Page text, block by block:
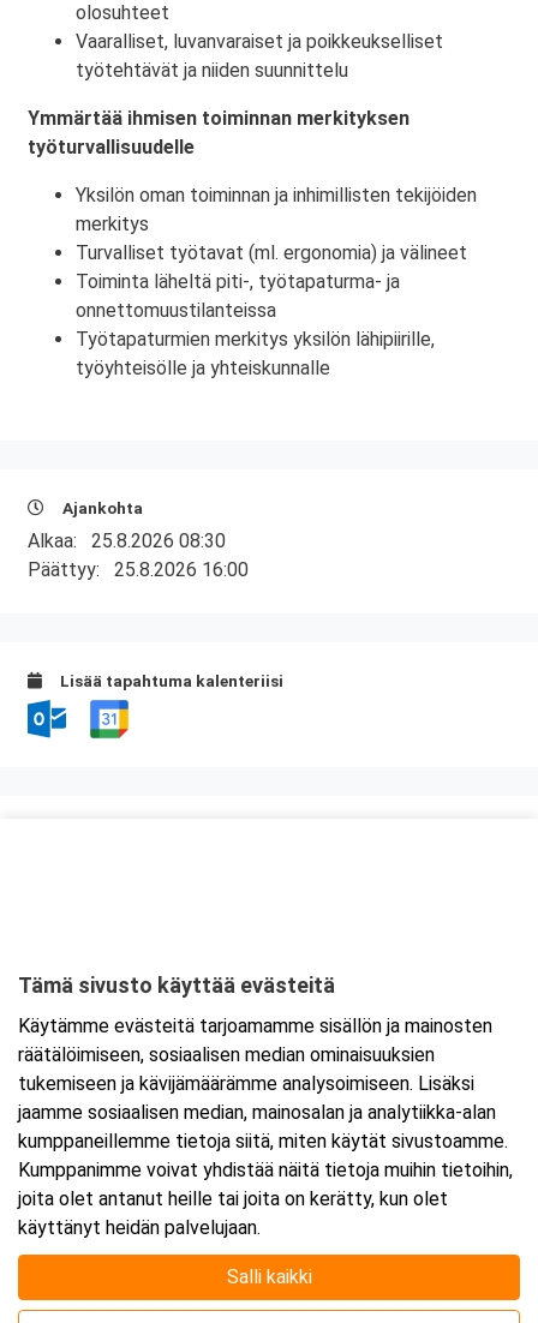
olosuhteet
Vaaralliset, luvanvaraiset ja poikkeukselliset
työtehtävät ja niiden suunnittelu
Ymmärtää ihmisen toiminnan merkityksen
työturvallisuudelle
Yksilön oman toiminnan ja inhimillisten tekijöiden
merkitys
Turvalliset työtavat (ml. ergonomia) ja välineet
Toiminta läheltä piti-, työtapaturma- ja
onnettomuustilanteissa
Työtapaturmien merkitys yksilön lähipiirille,
työyhteisölle ja yhteiskunnalle
Ajankohta
Alkaa: 25.8.2026 08:30
Päättyy: 25.8.2026 16:00
Lisää tapahtuma kalenteriisi
Tarkempi kartta ja ajo-ohjeet
Tämä sivusto käyttää evästeitä
Käytämme evästeitä tarjoamamme sisällön ja mainosten
räätälöimiseen, sosiaalisen median ominaisuuksien
tukemiseen ja kävijämäärämme analysoimiseen. Lisäksi
jaamme sosiaalisen median, mainosalan ja analytiikka-alan
kumppaneillemme tietoja siitä, miten käytät sivustoamme.
Kumppanimme voivat yhdistää näitä tietoja muihin tietoihin,
joita olet antanut heille tai joita on kerätty, kun olet
käyttänyt heidän palvelujaan.
Salli kaikki